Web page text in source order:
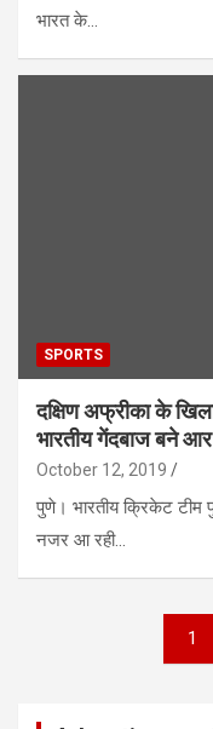
भारत के…
SPORTS
दक्षिण अफ्रीका के
भारतीय गेंदबाज बने
October 12, 2019
पुणे। भारतीय क्रिकेट टीम
नजर आ रही…
1